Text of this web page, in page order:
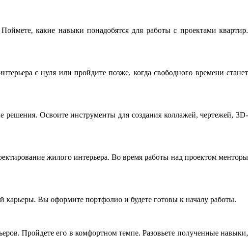
какие навыки понадобятся для работы с проектами квартир.
с нуля или пройдите позже, когда свободного времени станет
решения. Освоите инструменты для создания коллажей, чертежей, 3D-
жилого интерьера. Во время работы над проектом менторы
Вы оформите портфолио и будете готовы к началу работы.
Пройдете его в комфортном темпе. Разовьете полученные навыки,